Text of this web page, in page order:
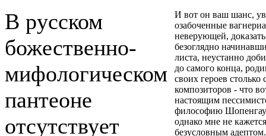
В русском
божественно-
мифологическом
пантеоне
отсутствует
И вот он ваш шанс,
озабоченные
неверующей,
безоглядно
листа, неустанно
до самого конца,
своих героев столько
композиторов - что
настоящим
философию
однако мне не
безусловным